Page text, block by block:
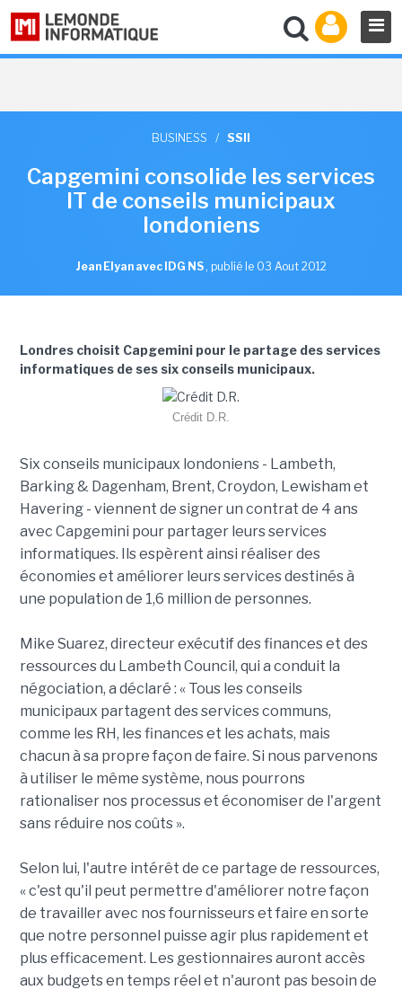
BUSINESS / SSII
Capgemini consolide les services
IT de conseils municipaux
londoniens
Jean Elyan avec IDG NS , publié le 03 Aout 2012
Londres choisit Capgemini pour le partage des services
informatiques de ses six conseils municipaux.
Crédit D.R.
Six conseils municipaux londoniens - Lambeth,
Barking & Dagenham, Brent, Croydon, Lewisham et
Havering - viennent de signer un contrat de 4 ans
avec Capgemini pour partager leurs services
informatiques. Ils espèrent ainsi réaliser des
économies et améliorer leurs services destinés à
une population de 1,6 million de personnes.
Mike Suarez, directeur exécutif des finances et des
ressources du Lambeth Council, qui a conduit la
négociation, a déclaré : « Tous les conseils
municipaux partagent des services communs,
comme les RH, les finances et les achats, mais
chacun à sa propre façon de faire. Si nous parvenons
à utiliser le même système, nous pourrons
rationaliser nos processus et économiser de l'argent
sans réduire nos coûts ».
Selon lui, l'autre intérêt de ce partage de ressources,
« c'est qu'il peut permettre d'améliorer notre façon
de travailler avec nos fournisseurs et faire en sorte
que notre personnel puisse agir plus rapidement et
plus efficacement. Les gestionnaires auront accès
aux budgets en temps réel et n'auront pas besoin de